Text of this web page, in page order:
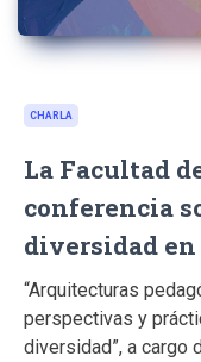
CHARLA
La Facultad
conferencia
diversidad
“Arquitecturas
perspectivas y
diversidad”, a cargo